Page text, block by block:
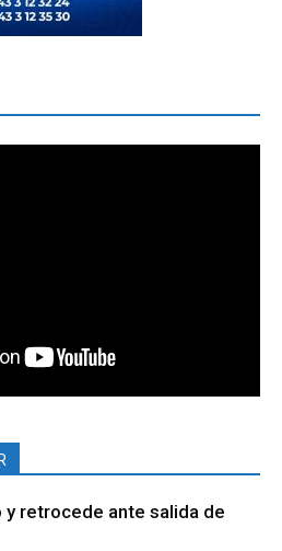
retrocede ante salida de